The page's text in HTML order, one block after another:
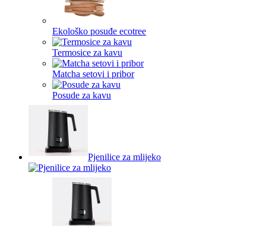
Ekološko posuđe ecotree
Termosice za kavu
Matcha setovi i pribor
Posude za kavu
Pjenilice za mlijeko